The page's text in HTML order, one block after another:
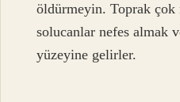
öldürmeyin. Toprak çok
solucanlar nefes almak
yüzeyine gelirler.